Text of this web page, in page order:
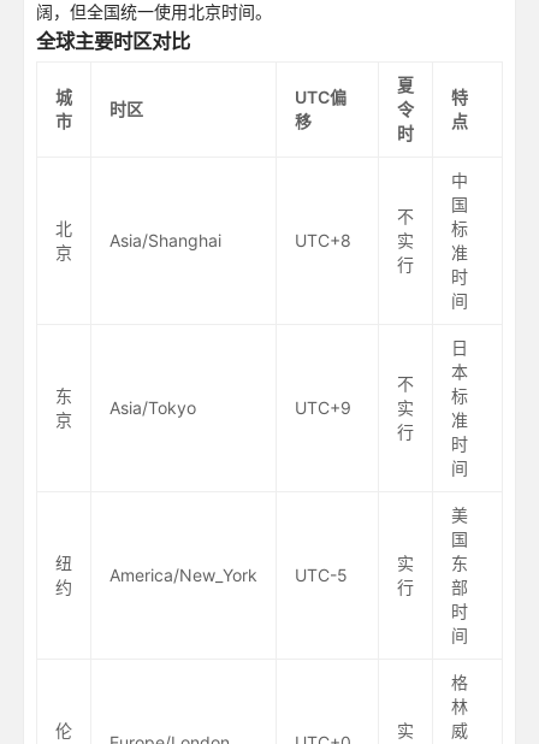
阔，但全国统一使用北京时间。
全球主要时区对比
城
市
时区
UTC偏
移
夏
令
时
特
点
北
京
Asia/Shanghai UTC+8
不
实
行
中
国
标
准
时
间
东
京
Asia/Tokyo UTC+9
不
实
行
日
本
标
准
时
间
纽
约
America/New_York UTC-5
实
行
美
国
东
部
时
间
伦
实
格
林
威